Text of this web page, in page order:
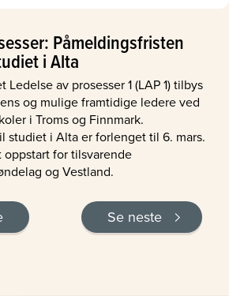
Påmeldingsfristen
i Alta
av prosesser 1 (LAP 1) tilbys
og mulige framtidige ledere ved
i Troms og Finnmark.
studiet i Alta er forlenget til 6. mars.
for tilsvarende
og Vestland.
Se neste